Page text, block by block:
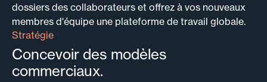
dossiers des collaborateurs et offrez à vos nouveaux
membres d'équipe une plateforme de travail globale.
Stratégie
Concevoir des modèles
commerciaux.